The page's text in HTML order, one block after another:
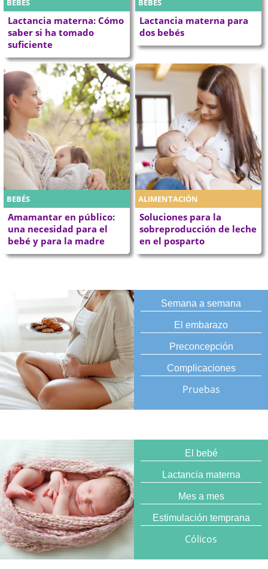
BEBÉS
Lactancia materna: Cómo
saber si ha tomado
suficiente
BEBÉS
Lactancia materna para
dos bebés
BEBÉS
Amamantar en público:
una necesidad para el
bebé y para la madre
ALIMENTACIÓN
Soluciones para la
sobreproducción de leche
en el posparto
Semana a semana
El embarazo
Preconcepción
Complicaciones
Pruebas
El bebé
Lactancia materna
Mes a mes
Estimulación temprana
Cólicos